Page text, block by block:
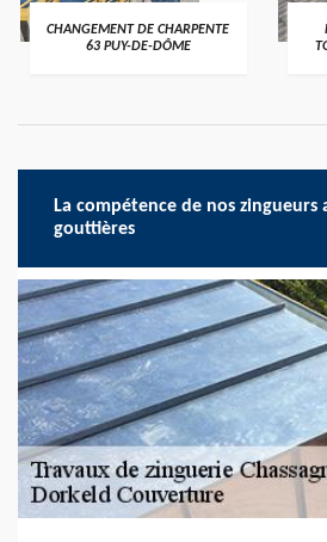
CHANGEMENT DE CHARPENTE
63 PUY-DE-DÔME
La compétence de nos zingueurs
gouttières